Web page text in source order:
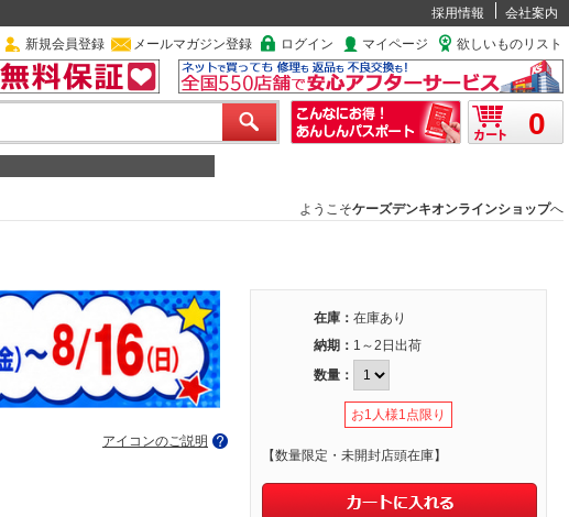
採用情報
会社案内
新規会員登録 メールマガジン登録 ログイン マイページ 欲しいものリスト
0
ようこそケーズデンキオンラインショップへ
アイコンのご説明
在庫： 在庫あり
納期： 1～2日出荷
数量：
お1人様1点限り
【数量限定・未開封店頭在庫】